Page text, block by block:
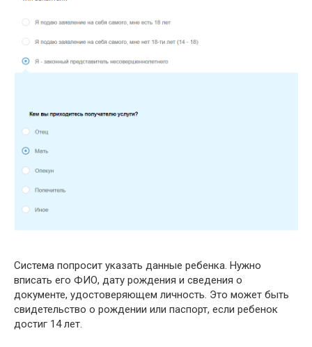
Система попросит указать данные ребенка. Нужно
вписать его ФИО, дату рождения и сведения о
документе, удостоверяющем личность. Это может быть
свидетельство о рождении или паспорт, если ребенок
достиг 14 лет.